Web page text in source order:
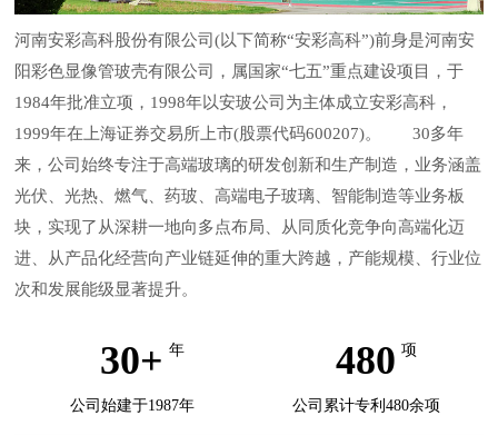
河南安彩高科股份有限公司(以下简称“安彩高科”)前身是河南安
阳彩色显像管玻壳有限公司，属国家“七五”重点建设项目，于
1984年批准立项，1998年以安玻公司为主体成立安彩高科，
1999年在上海证券交易所上市(股票代码600207)。 30多年
来，公司始终专注于高端玻璃的研发创新和生产制造，业务涵盖
光伏、光热、燃气、药玻、高端电子玻璃、智能制造等业务板
块，实现了从深耕一地向多点布局、从同质化竞争向高端化迈
进、从产品化经营向产业链延伸的重大跨越，产能规模、行业位
次和发展能级显著提升。
30+ 年
公司始建于1987年
480 项
公司累计专利480余项